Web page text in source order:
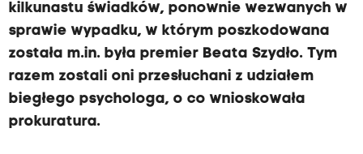
kilkunastu świadków, ponownie wezwanych w
sprawie wypadku, w którym poszkodowana
została m.in. była premier Beata Szydło. Tym
razem zostali oni przesłuchani z udziałem
biegłego psychologa, o co wnioskowała
prokuratura.